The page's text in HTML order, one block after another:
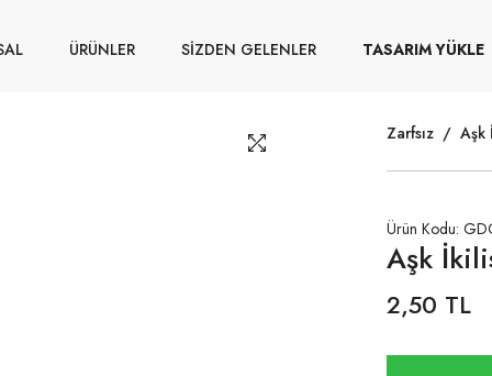
ÜRÜNLER SİZDEN GELENLER TASARIM YÜKLE
Zarfsız / Aşk
Ürün Kodu:
Aşk
2,50 TL